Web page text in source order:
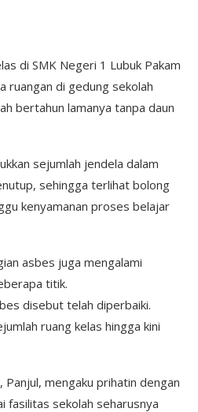
di SMK Negeri 1 Lubuk Pakam
ruangan di gedung sekolah
bertahun lamanya tanpa daun
sejumlah jendela dalam
sehingga terlihat bolong
kenyamanan proses belajar
asbes juga mengalami
titik.
disebut telah diperbaiki.
ruang kelas hingga kini
mengaku prihatin dengan
fasilitas sekolah seharusnya